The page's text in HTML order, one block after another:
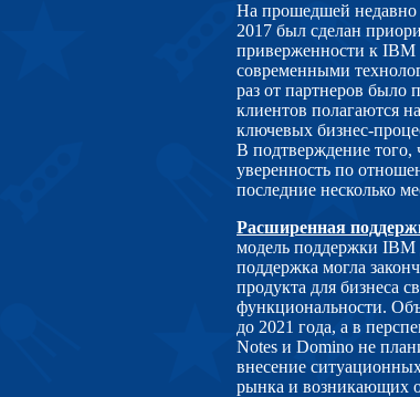
На прошедшей
2017 был сделан
приверженности к IBM
современными
раз от партнеров было
клиентов полагаются
ключевых бизнес-
В подтверждение
уверенность по
последние несколько
Расширенная
модель поддержки IBM
поддержка могла
продукта для бизнеса
функциональности.
до 2021 года, а в
Notes и Domino не
внесение
рынка и возникающих